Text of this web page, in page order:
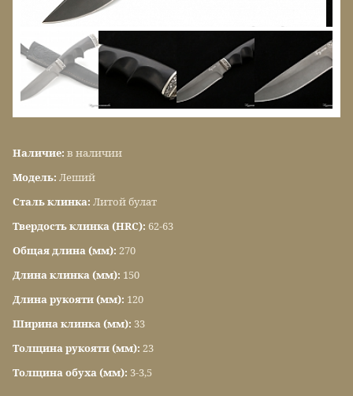
Наличие: в наличии
Модель: Леший
Сталь клинка: Литой булат
Твердость клинка (HRC): 62-63
Общая длина (мм): 270
Длина клинка (мм): 150
Длина рукояти (мм): 120
Ширина клинка (мм): 33
Толщина рукояти (мм): 23
Толщина обуха (мм): 3-3,5